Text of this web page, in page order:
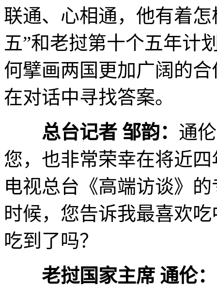
联通、心相通，他有着
五”和老挝第十个五年计
何擘画两国更加广阔的
在对话中寻找答案。
总台记者 邹韵： 通
您，也非常荣幸在将近
电视总台《高端访谈》
时候，您告诉我最喜欢
吃到了吗？
老挝国家主席 通伦：